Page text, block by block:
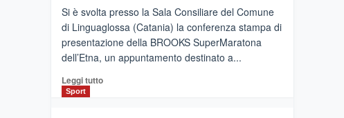
Al
via
i
collegamenti
Si è svolta presso la Sala Consiliare del Comune
di Linguaglossa (Catania) la conferenza stampa di
presentazione della BROOKS SuperMaratona
dell’Etna, un appuntamento destinato a...
Leggi tuttoLeggi
Sport